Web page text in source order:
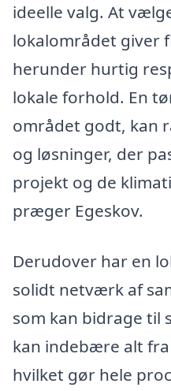
ideelle valg. At
lokalområdet giver
herunder hurtig
lokale forhold. En
området godt, kan
og løsninger, der
projekt og de
præger Egeskov.
Derudover har en
solidt netværk af
som kan bidrage til
kan indebære alt
hvilket gør hele